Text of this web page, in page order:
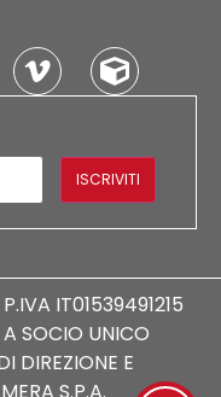
ISCRIVITI
IT01539491215
SOCIO UNICO
DIREZIONE E